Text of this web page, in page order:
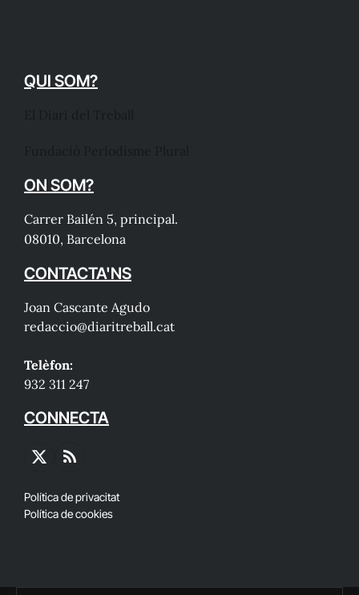
QUI SOM?
ON SOM?
Carrer Bailén 5, principal.
08010, Barcelona
CONTACTA'NS
Joan Cascante Agudo
redaccio@diaritreball.cat
Telèfon:
932 311 247
CONNECTA
X
RSS
Política de privacitat
Política de cookies